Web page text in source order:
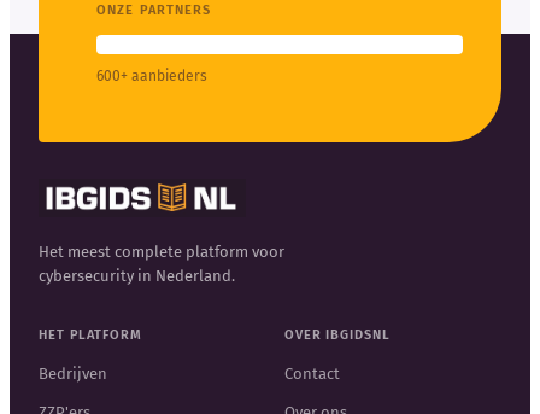
ONZE PARTNERS
600+ aanbieders
Het meest complete platform voor
cybersecurity in Nederland.
HET PLATFORM
Bedrijven
OVER IBGIDSNL
Contact